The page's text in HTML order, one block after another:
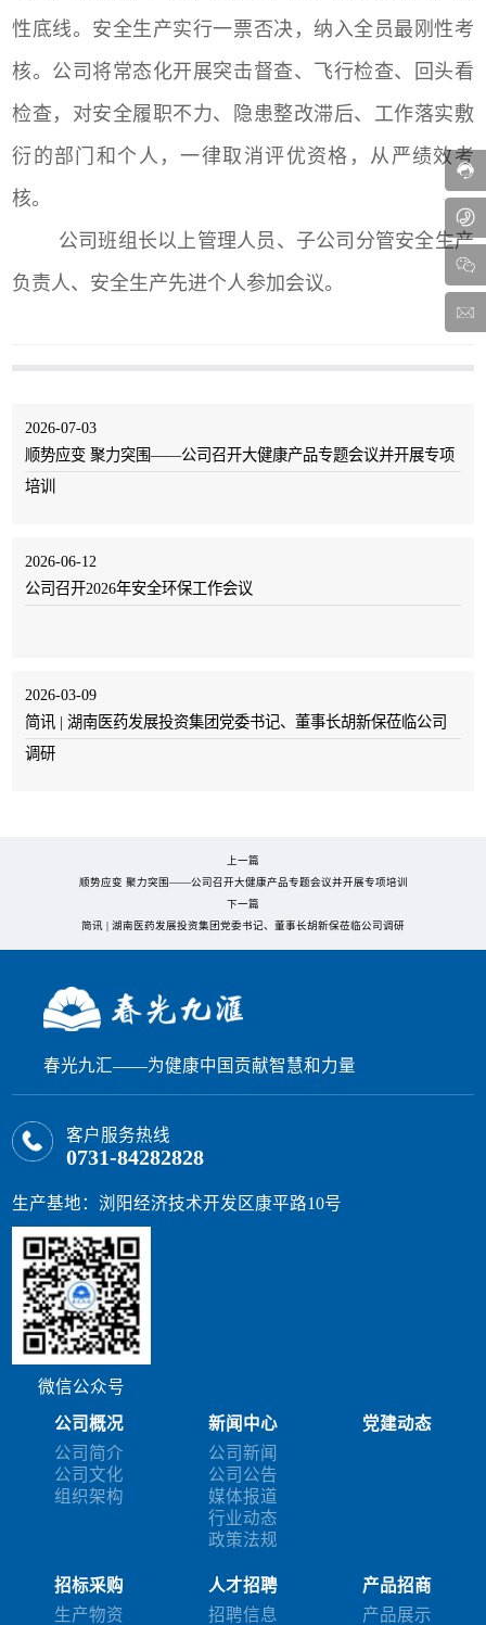
性底线。 安全生产实行一票否决，纳入全员最刚性考
核。公司将常态化开展突击督查、飞行检查、回头看
检查，对安全履职不力、隐患整改滞后、工作落实敷
衍的部门和个人，一律取消评优资格，从严绩效考
核。
公司班组长以上管理人员、子公司分管安全生产
负责人、安全生产先进个人参加会议。
2026-07-03
顺势应变 聚力突围——公司召开大健康产品专题会议并开展专项
培训
2026-06-12
公司召开2026年安全环保工作会议
2026-03-09
简讯 | 湖南医药发展投资集团党委书记、董事长胡新保莅临公司
调研
上一篇
顺势应变 聚力突围——公司召开大健康产品专题会议并开展专项培训
下一篇
简讯 | 湖南医药发展投资集团党委书记、董事长胡新保莅临公司调研
春光九汇——为健康中国贡献智慧和力量
客户服务热线
0731-84282828
生产基地：浏阳经济技术开发区康平路10号
微信公众号
公司概况
公司简介
公司文化
组织架构
新闻中心
公司新闻
公司公告
媒体报道
行业动态
政策法规
党建动态
招标采购
生产物资
人才招聘
招聘信息
产品招商
产品展示